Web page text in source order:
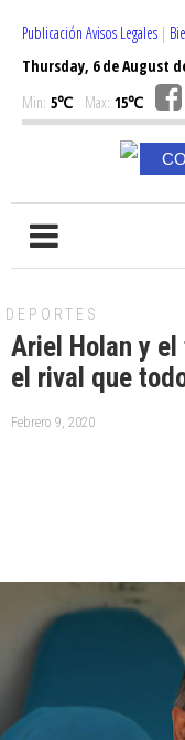
Publicación Avisos Legales |
Thursday, 6 de August
Min: 5℃ Max: 15℃
DEPORTES
Ariel Holan y el
el rival que
Febrero 9, 2020